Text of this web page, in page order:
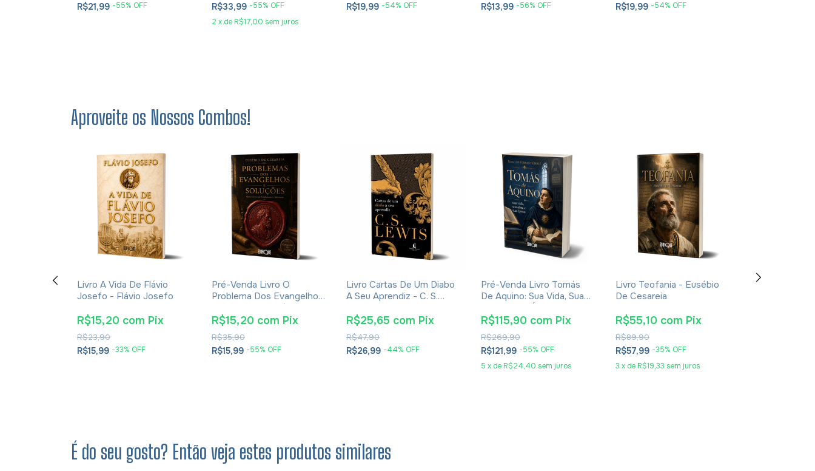
R$21,99 -55% OFF R$33,99 -55% OFF
2 x de R$17,00 sem juros
R$19,99 -54% OFF R$13,99 -56% OFF R$19,99 -54% OFF
Aproveite os Nossos Combos!
Livro A Vida De Flávio
Josefo - Flávio Josefo
R$15,99 -33% OFF
R$23,90
R$15,20 com Pix
Pré-Venda Livro O
Problema Dos Evangelhos
E Soluções- Eusébio De
Cesareia
R$15,99 -55% OFF
R$35,90
R$15,20 com Pix
Livro Cartas De Um Diabo
A Seu Aprendiz - C. S.
R$26,99 -44% OFF
R$47,90
R$25,65 com Pix
Pré-Venda Livro Tomás
De Aquino: Sua Vida, Sua
Eudaldo Forment Giralt
R$121,99 -55% OFF
5 x de R$24,40 sem juros
R$269,90
R$115,90 com Pix
Livro Teofania - Eusébio
De Cesareia
R$57,99 -35% OFF
3 x de R$19,33 sem juros
R$89,90
R$55,10 com Pix
Livro De
É do seu gosto? Então veja estes produtos similares